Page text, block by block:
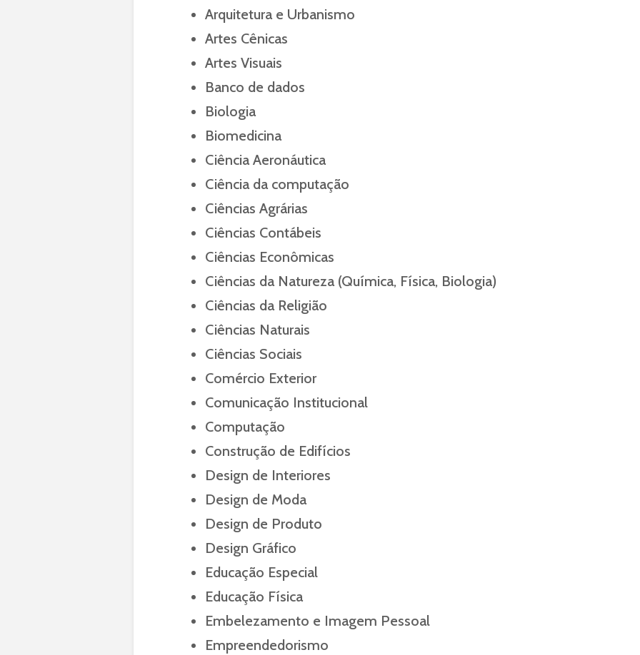
Arquitetura e Urbanismo
Artes Cênicas
Artes Visuais
Banco de dados
Biologia
Biomedicina
Ciência Aeronáutica
Ciência da computação
Ciências Agrárias
Ciências Contábeis
Ciências Econômicas
Ciências da Natureza (Química, Física, Biologia)
Ciências da Religião
Ciências Naturais
Ciências Sociais
Comércio Exterior
Comunicação Institucional
Computação
Construção de Edifícios
Design de Interiores
Design de Moda
Design de Produto
Design Gráfico
Educação Especial
Educação Física
Embelezamento e Imagem Pessoal
Empreendedorismo